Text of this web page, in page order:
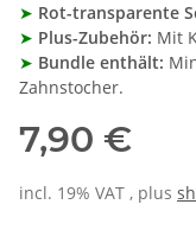
➤ Rot-transparente
➤ Plus-Zubehör: Mit
➤ Bundle enthält:
Zahnstocher.
7,90 €
incl. 19% VAT , plus